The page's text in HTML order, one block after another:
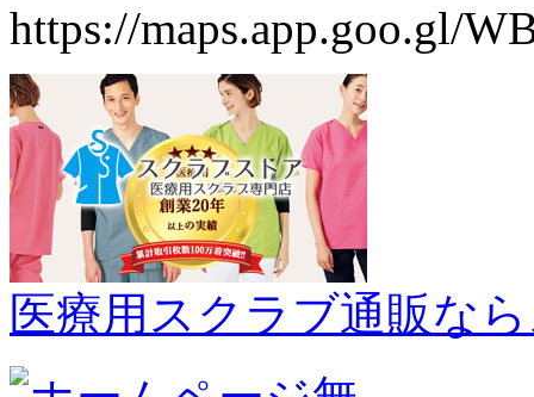
https://maps.app.goo.gl/
医療用スクラブ通販な